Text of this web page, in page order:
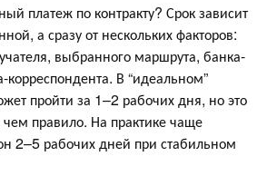
платеж по контракту? Срок зависит
а сразу от нескольких факторов:
выбранного маршрута, банка-
корреспондента. В “идеальном”
пройти за 1–2 рабочих дня, но это
правило. На практике чаще
2–5 рабочих дней при стабильном